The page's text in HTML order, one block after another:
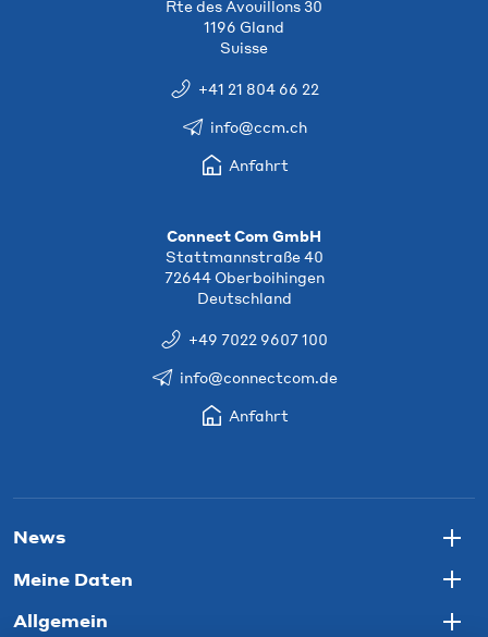
Rte des Avouillons 30
1196 Gland
Suisse
+41 21 804 66 22
info@ccm.ch
Anfahrt
Connect Com GmbH
Stattmannstraße 40
72644 Oberboihingen
Deutschland
+49 7022 9607 100
info@connectcom.de
Anfahrt
News
Meine Daten
Allgemein